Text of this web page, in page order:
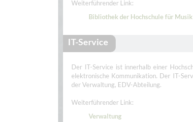
Weiterführender Link:
Bibliothek der Hochschule für
IT-Service
Der IT-Service ist innerhalb einer
elektronische Kommunikation. Der IT-
der Verwaltung, EDV-Abteilung.
Weiterführender Link:
Verwaltung